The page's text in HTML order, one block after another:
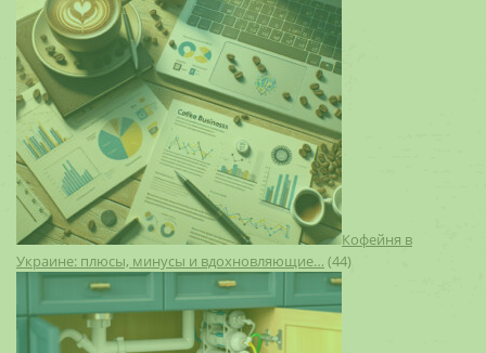
Кофейня в
Украине: плюсы, минусы и вдохновляющие… (44)